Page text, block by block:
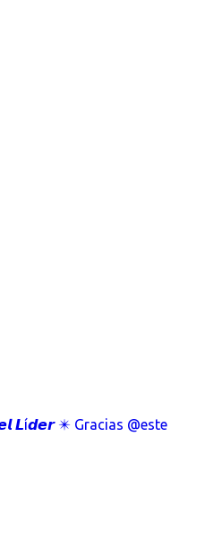
𝙇í𝙙𝙚𝙧 ✴️ Gracias @este